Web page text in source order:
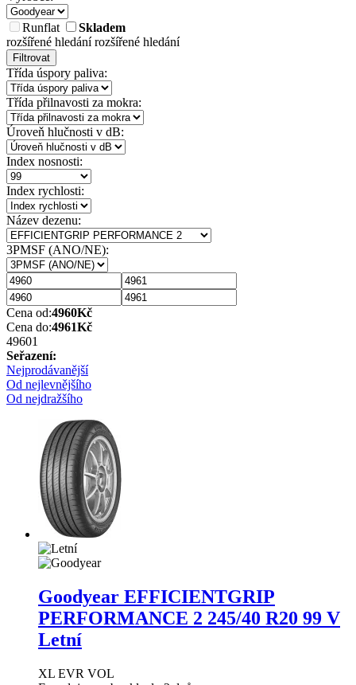
Runflat
Skladem
rozšířené hledánírozšířené hledání
Filtrovat
Třída úspory paliva:
Třída přilnavosti za mokra:
Úroveň hlučnosti v dB:
Index nosnosti:
Index rychlosti:
Název dezenu:
3PMSF (ANO/NE):
Cena od:4960Kč
Cena do:4961Kč
49601
Seřazení:
Nejprodávanější
Od nejlevnějšího
Od nejdražšího
Goodyear EFFICIENTGRIP
PERFORMANCE 2 245/40 R20 99 V
Letní
XL EVR VOL